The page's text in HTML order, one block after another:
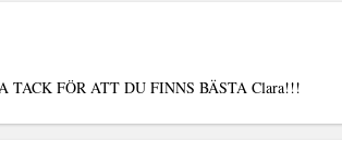
TACK FÖR ATT DU FINNS BÄSTA Clara!!!